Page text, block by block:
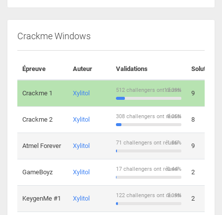
Crackme Windows
Épreuve Auteur Validations Solutions
Crackme 1 Xylitol 13.39%
512 challengers ont réussi 9
Crackme 2 Xylitol 8.05%
308 challengers ont réussi 8
Atmel Forever Xylitol 1.86%
71 challengers ont réussi 9
GameBoyz Xylitol 0.44%
17 challengers ont réussi 2
KeygenMe #1 Xylitol 3.19%
122 challengers ont réussi 2